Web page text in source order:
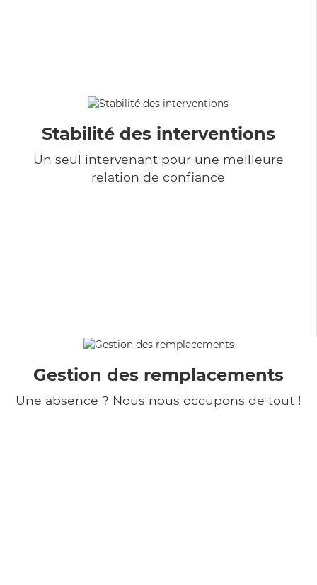
Stabilité des interventions
Un seul intervenant pour une meilleure
relation de confiance
Gestion des remplacements
Une absence ? Nous nous occupons de tout !